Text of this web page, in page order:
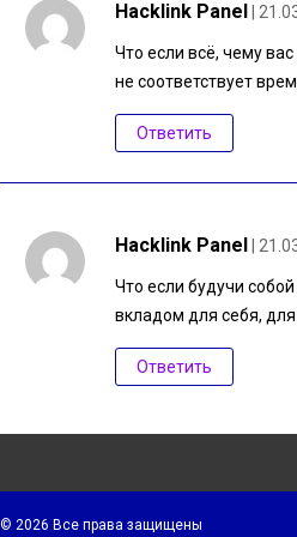
Hacklink Panel |
Что если всё, чему
не соответствует
Ответить
Hacklink Panel |
Что если будучи
вкладом для себя,
Ответить
© 2026 Все права защищены